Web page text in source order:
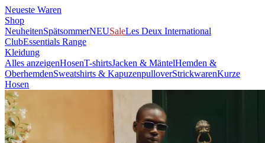
Neueste Waren
Shop
NeuheitenSpätsommerNEUSaleLes Deux International
ClubEssentials Range
Kleidung
Alles anzeigenHosenT-shirtsJacken & MäntelHemden &
OberhemdenSweatshirts & KapuzenpulloverStrickwarenKurze
Hosen